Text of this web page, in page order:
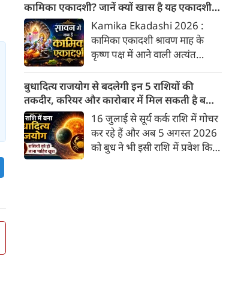
अनुसार, किसी भी शुभ कार्य को सही
मुहूर्त में करने से सफलता की
संभावना बढ़ जाती है। 'वेबदुनिया'
आपके लिए लेकर आया है 07
अगस्‍त, 2026 का विशेष पंचांग और
शुभ-अशुभ मुहूर्त।
कामिका एकादशी? जानें क्यों खास है यह एकादशी,
जानें पूजा विधि और कथाKamika Ekadashi 2026 :
कामिका एकादशी श्रावण माह के
कृष्ण पक्ष में आने वाली अत्यंत
चातुर्मास की शुरुआत के बाद यह
पहली एकादशी पड़ती है, इसलिए
सनातन धर्म में इसका विशेष महत्व है।
यह एकादशी भक्ति, आस्था और
आत्म-शुद्धि का अद्भुत पर्व है।
पौराणिक मान्यताओं के अनुसार, इस
बुधादित्य राजयोग से बदलेगी इन 5 राशियों की
तकदीर, करियर और कारोबार में मिल सकती है बड़ी
सफलता
16 जुलाई से सूर्य कर्क राशि में गोचर
कर रहे हैं और अब 5 अगस्त 2026
को बुध ने भी इसी राशि में प्रवेश किया